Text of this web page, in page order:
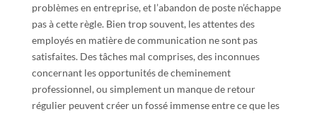
problèmes en entreprise, et l’abandon de poste n’échappe
pas à cette règle. Bien trop souvent, les attentes des
employés en matière de communication ne sont pas
satisfaites. Des tâches mal comprises, des inconnues
concernant les opportunités de cheminement
professionnel, ou simplement un manque de retour
régulier peuvent créer un fossé immense entre ce que les